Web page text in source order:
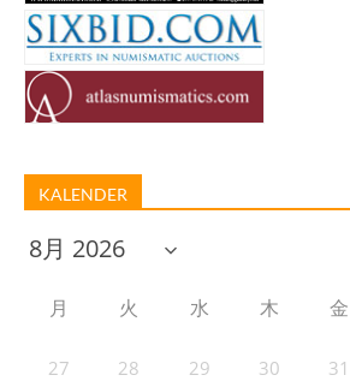
KALENDER
月 火 水 木 金
27 28 29 30 31